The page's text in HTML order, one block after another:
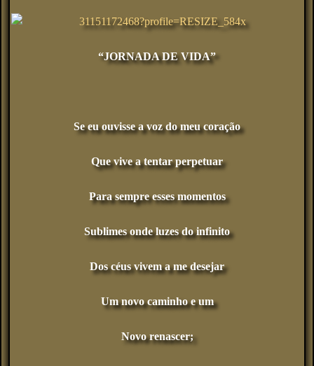
“JORNADA DE VIDA”
Se eu ouvisse a voz do meu coração
Que vive a tentar perpetuar
Para sempre esses momentos
Sublimes onde luzes do infinito
Dos céus vivem a me desejar
Um novo caminho e um
Novo renascer;